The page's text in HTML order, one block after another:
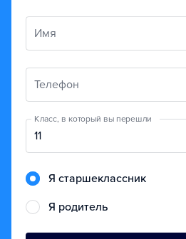
Имя
Телефон
Класс, в который вы перешли
11
Я старшеклассник
Я родитель